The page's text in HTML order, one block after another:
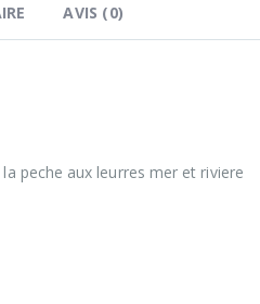
AVIS (0)
peche aux leurres mer et riviere